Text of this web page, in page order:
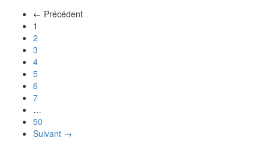
← Précédent
1
2
3
4
5
6
7
…
50
Suivant →